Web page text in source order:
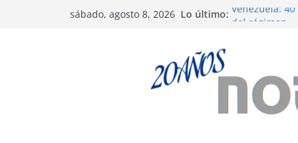
sábado, agosto 8, 2026 Lo último: Venezuela:
Venezuela
Vente
político José
Festival de